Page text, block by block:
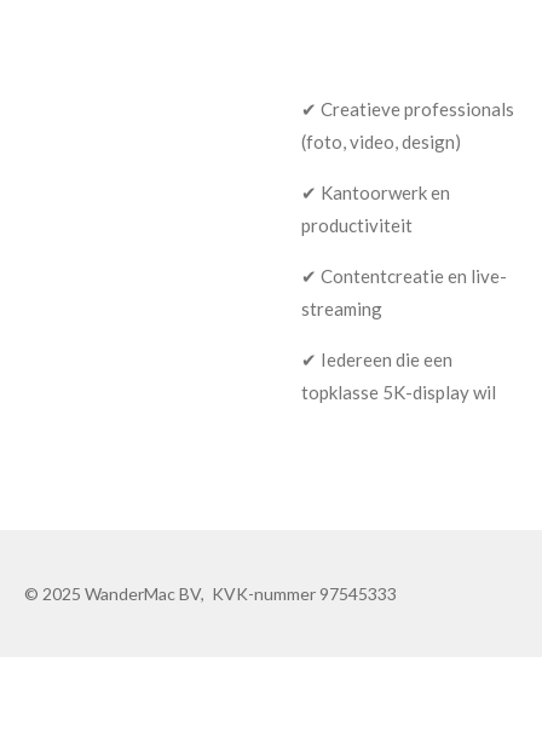
✔ Creatieve professionals
(foto, video, design)
✔ Kantoorwerk en
productiviteit
✔ Contentcreatie en live-
streaming
✔ Iedereen die een
topklasse 5K-display wil
© 2025 WanderMac BV, KVK-nummer 97545333